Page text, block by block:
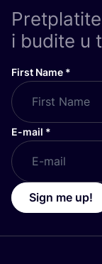
i budite u
First Name *
E-mail *
Sign me up!